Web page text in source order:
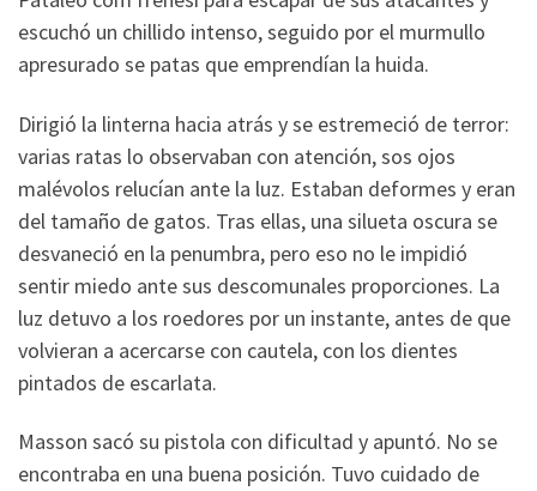
escuchó un chillido intenso, seguido por el murmullo
apresurado se patas que emprendían la huida.
Dirigió la linterna hacia atrás y se estremeció de terror:
varias ratas lo observaban con atención, sos ojos
malévolos relucían ante la luz. Estaban deformes y eran
del tamaño de gatos. Tras ellas, una silueta oscura se
desvaneció en la penumbra, pero eso no le impidió
sentir miedo ante sus descomunales proporciones. La
luz detuvo a los roedores por un instante, antes de que
volvieran a acercarse con cautela, con los dientes
pintados de escarlata.
Masson sacó su pistola con dificultad y apuntó. No se
encontraba en una buena posición. Tuvo cuidado de